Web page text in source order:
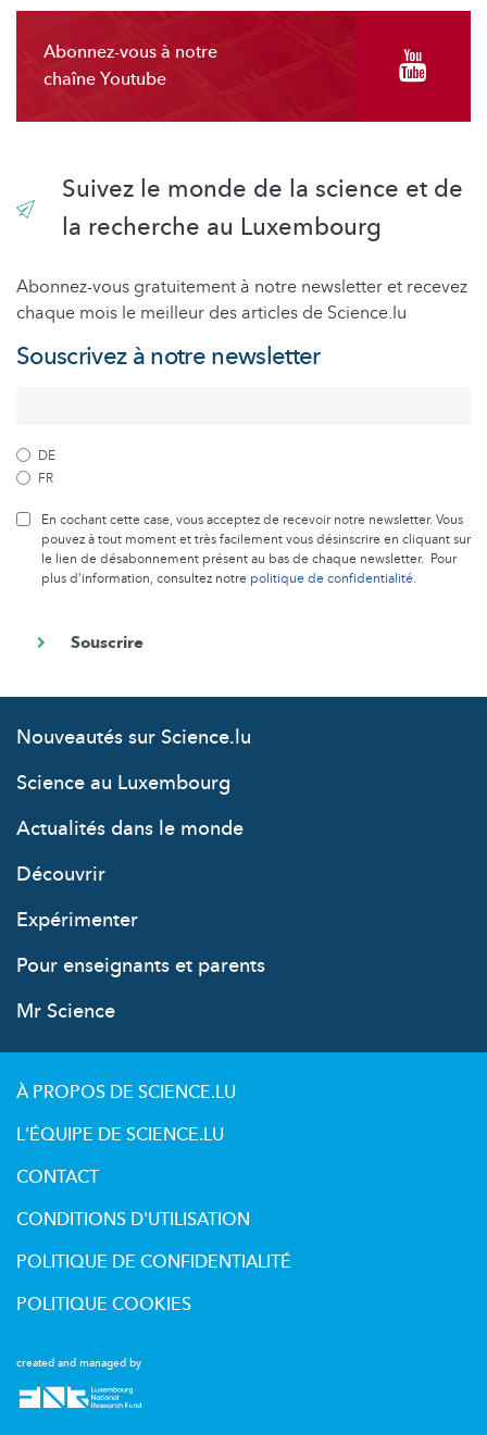
Abonnez-vous à notre
chaîne Youtube
Suivez le monde de la science et de
la recherche au Luxembourg
Abonnez-vous gratuitement à notre newsletter et recevez
chaque mois le meilleur des articles de Science.lu
Souscrivez à notre newsletter
DE
FR
En cochant cette case, vous acceptez de recevoir notre newsletter. Vous
pouvez à tout moment et très facilement vous désinscrire en cliquant sur
le lien de désabonnement présent au bas de chaque newsletter. Pour
plus d’information, consultez notre politique de confidentialité.
Nouveautés sur Science.lu
Science au Luxembourg
Actualités dans le monde
Découvrir
Expérimenter
Pour enseignants et parents
Mr Science
created and managed by
À PROPOS DE SCIENCE.LU
L'ÉQUIPE DE SCIENCE.LU
CONTACT
CONDITIONS D'UTILISATION
POLITIQUE DE CONFIDENTIALITÉ
POLITIQUE COOKIES